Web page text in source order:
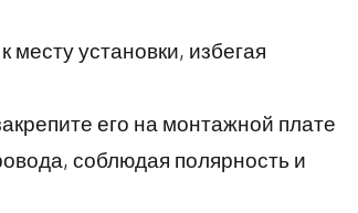
месту установки, избегая
его на монтажной плате
соблюдая полярность и